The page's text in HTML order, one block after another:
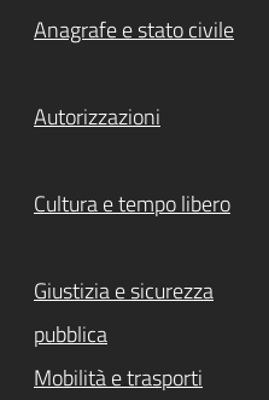
Anagrafe e stato civile
Autorizzazioni
Cultura e tempo libero
Giustizia e sicurezza
pubblica
Mobilità e trasporti